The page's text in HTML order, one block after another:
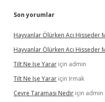
Son yorumlar
Hayvanlar Ölürken Acı Hisseder
Hayvanlar Ölürken Acı Hisseder
Tilt Ne Işe Yarar için admin
Tilt Ne Işe Yarar için Irmak
Çevre Taraması Nedir için admin